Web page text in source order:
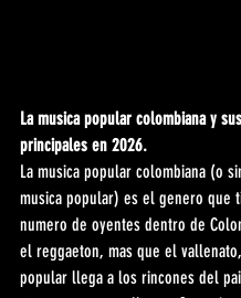
La musica popular colombiana y
principales en 2026.
La musica popular colombiana (o
musica popular) es el genero que
numero de oyentes dentro de
el reggaeton, mas que el
popular llega a los rincones del